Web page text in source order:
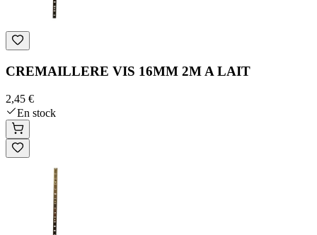
CREMAILLERE VIS 16MM 2M A LAIT
2,45 €
En stock